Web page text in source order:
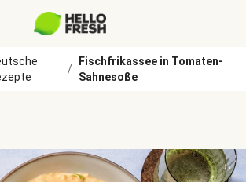
/
Fischfrikassee in Tomaten-
Sahnesoße